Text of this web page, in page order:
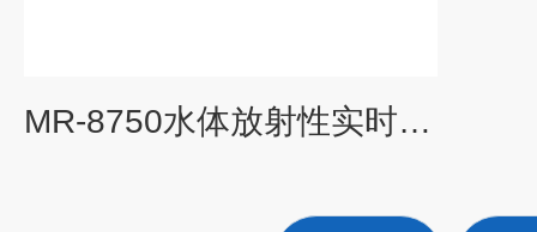
MR-8750水体放射性实时在线监测系统